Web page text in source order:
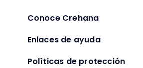
Conoce Crehana
Enlaces de ayuda
Políticas de protección